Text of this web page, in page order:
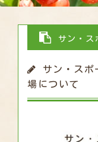
サン・ス
サン・スポ
場について